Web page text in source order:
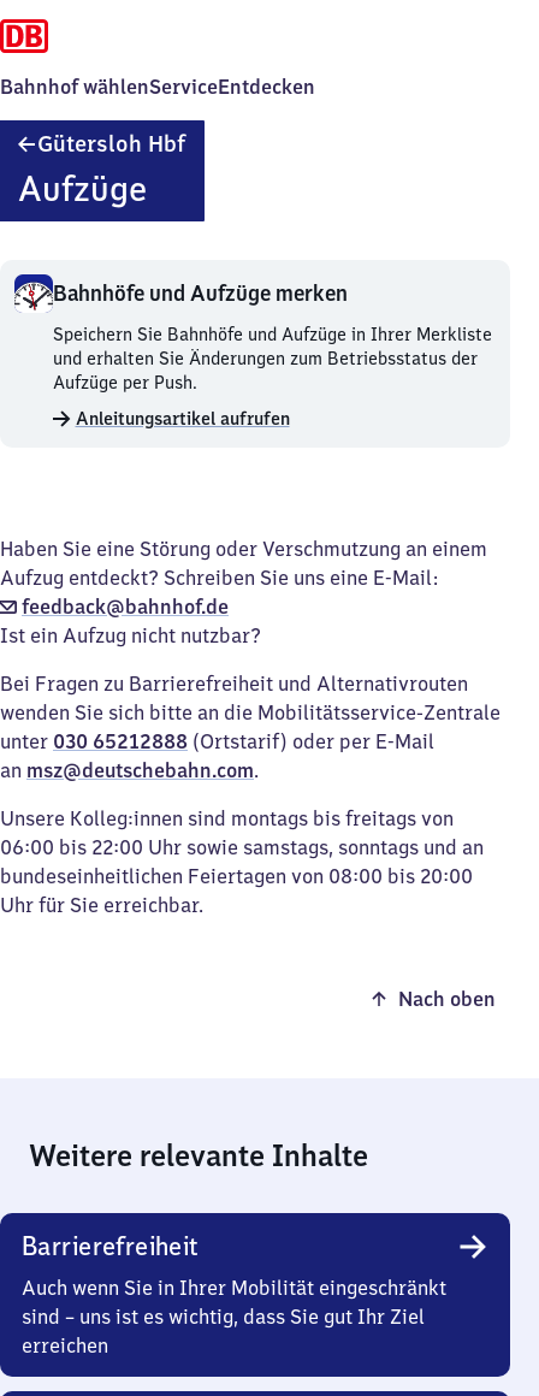
Bahnhof wählenServiceEntdecken
Gütersloh HbfGütersloh
Aufzüge
Bahnhöfe und Aufzüge merken
Bahnhöfe
und
Aufzüge
merken.
Speichern Sie Bahnhöfe und Aufzüge in Ihrer Merkliste
und erhalten Sie Änderungen zum Betriebsstatus der
Aufzüge per Push.
Anleitungsartikel aufrufen
Haben Sie eine Störung oder Verschmutzung an einem
Aufzug entdeckt? Schreiben Sie uns eine E-Mail:
feedback@bahnhof.de
Ist ein Aufzug nicht nutzbar?
Bei Fragen zu Barrierefreiheit und Alternativrouten
wenden Sie sich bitte an die Mobilitätsservice-Zentrale
unter 030 65212888 (Ortstarif) oder per E-Mail
an msz@deutschebahn.com.
Unsere Kolleg:innen sind montags bis freitags von
06:00 bis 22:00 Uhr sowie samstags, sonntags und an
bundeseinheitlichen Feiertagen von 08:00 bis 20:00
Uhr für Sie erreichbar.
Nach oben
Weitere relevante Inhalte
Barrierefreiheit
Auch wenn Sie in Ihrer Mobilität eingeschränkt
sind – uns ist es wichtig, dass Sie gut Ihr Ziel
erreichen